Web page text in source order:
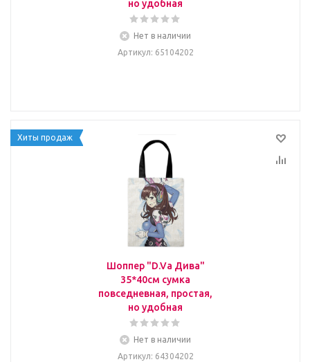
но удобная
Нет в наличии
Артикул: 65104202
Хиты продаж
Шоппер "D.Va Дива"
35*40см сумка
повседневная, простая,
но удобная
Нет в наличии
Артикул: 64304202